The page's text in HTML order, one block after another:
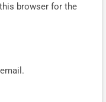
browser for the